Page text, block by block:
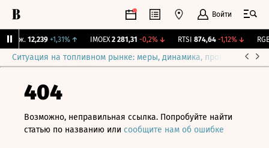
Войти
Бирж. 12,239 +1,31% ↑ IMOEX 2 281,31 -0,2%↓ RTSI 874,64 -1,12%↓ RGBI
Ситуация на топливном рынке: меры, динамика, прогнозы
404
Возможно, неправильная ссылка. Попробуйте найти
статью по названию или сообщите нам об ошибке